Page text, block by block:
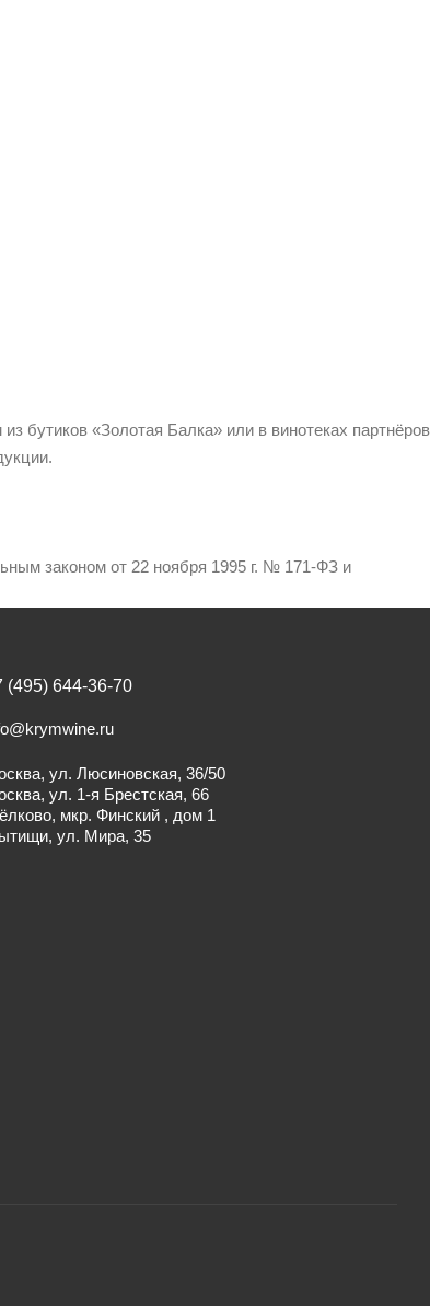
бутиков «Золотая Балка» или в винотеках партнёров
законом от 22 ноября 1995 г. № 171-ФЗ и
(495) 644-36-70
ул. Люсиновская, 36/50
ул. 1-я Брестская, 66
мкр. Финский , дом 1
ул. Мира, 35